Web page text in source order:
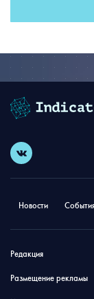
Новости
Редакция
Размещение рекламы